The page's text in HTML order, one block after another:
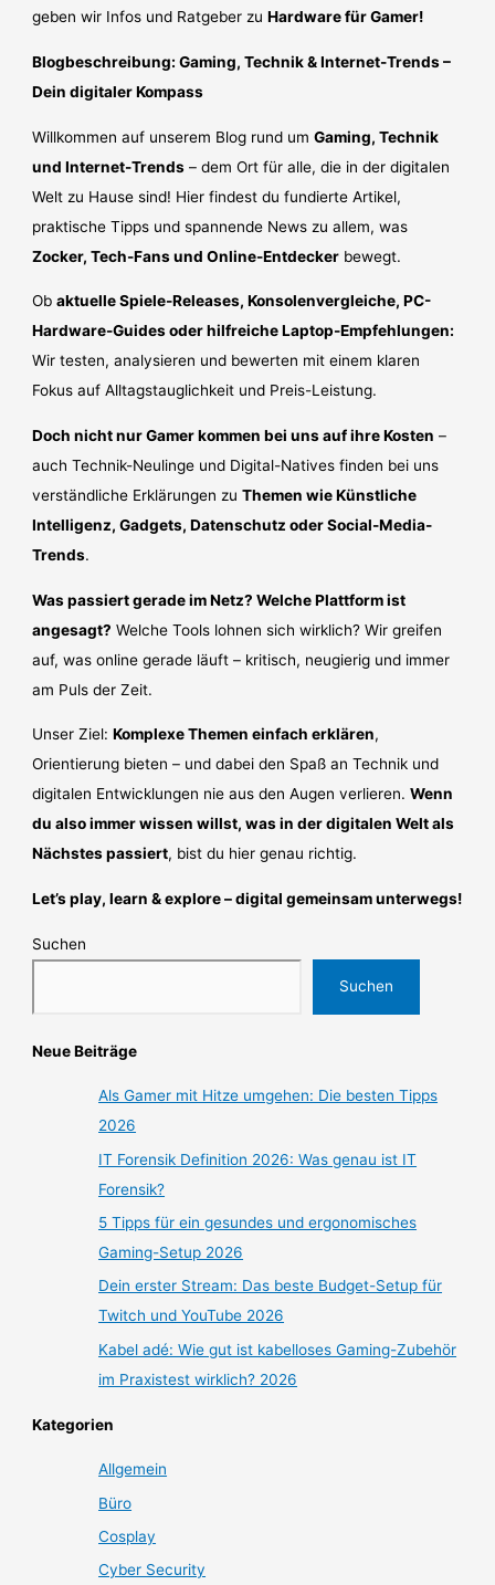
geben wir Infos und Ratgeber zuHardware für Gamer!
Blogbeschreibung: Gaming, Technik & Internet-Trends –
Dein digitaler Kompass
Willkommen auf unserem Blog rund umGaming, Technik
und Internet-Trends – dem Ort für alle, die in der digitalen
Welt zu Hause sind! Hier findest du fundierte Artikel,
praktische Tipps und spannende News zu allem, was
Zocker, Tech-Fans und Online-Entdecker bewegt.
Obaktuelle Spiele-Releases, Konsolenvergleiche, PC-
Hardware-Guides oder hilfreiche Laptop-Empfehlungen:
Wir testen, analysieren und bewerten mit einem klaren
Fokus auf Alltagstauglichkeit und Preis-Leistung.
Doch nicht nur Gamer kommen bei uns auf ihre Kosten –
auch Technik-Neulinge und Digital-Natives finden bei uns
verständliche Erklärungen zuThemen wie Künstliche
Intelligenz, Gadgets, Datenschutz oder Social-Media-
Trends.
Was passiert gerade im Netz? Welche Plattform ist
angesagt? Welche Tools lohnen sich wirklich? Wir greifen
auf, was online gerade läuft – kritisch, neugierig und immer
am Puls der Zeit.
Unser Ziel:Komplexe Themen einfach erklären,
Orientierung bieten – und dabei den Spaß an Technik und
digitalen Entwicklungen nie aus den Augen verlieren.Wenn
du also immer wissen willst, was in der digitalen Welt als
Nächstes passiert, bist du hier genau richtig.
Let’s play, learn & explore – digital gemeinsam unterwegs!
Suchen
Suchen
Neue Beiträge
Als Gamer mit Hitze umgehen: Die besten Tipps
2026
IT Forensik Definition 2026: Was genau ist IT
Forensik?
5 Tipps für ein gesundes und ergonomisches
Gaming-Setup 2026
Dein erster Stream: Das beste Budget-Setup für
Twitch und YouTube 2026
Kabel adé: Wie gut ist kabelloses Gaming-Zubehör
im Praxistest wirklich? 2026
Kategorien
Allgemein
Büro
Cosplay
Cyber Security